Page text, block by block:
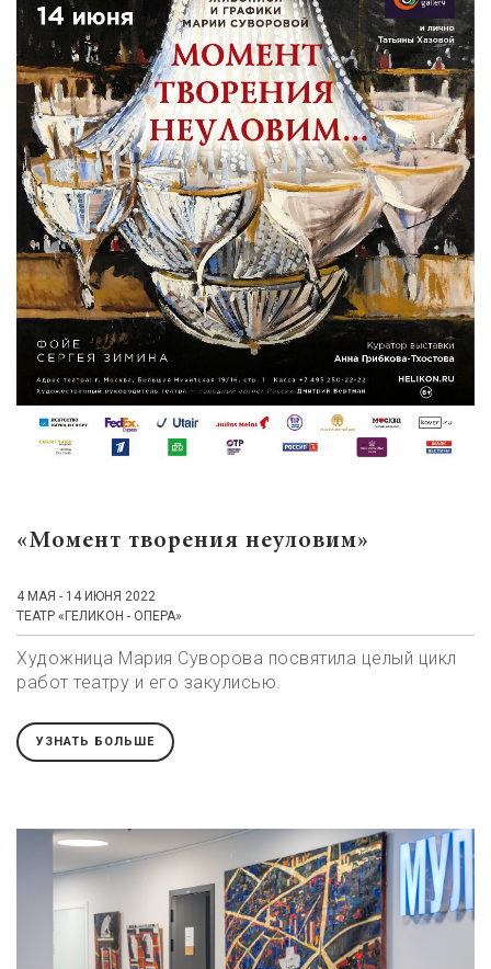
«Момент творения неуловим»
4 МАЯ - 14 ИЮНЯ 2022
ТЕАТР «ГЕЛИКОН - ОПЕРА»
Художница Мария Суворова посвятила целый цикл
работ театру и его закулисью.
УЗНАТЬ БОЛЬШЕ